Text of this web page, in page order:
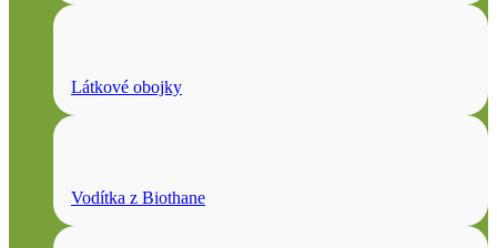
Látkové obojky
Vodítka z Biothane